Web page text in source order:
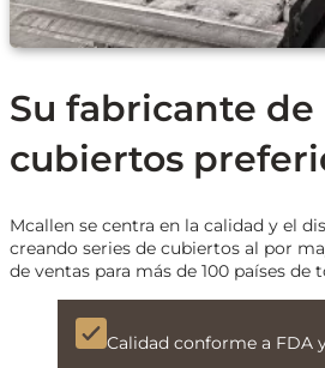
Su fabricante de
cubiertos
Mcallen se centra en la calidad y el
creando series de cubiertos al por
de ventas para más de 100 países de
Calidad conforme a FDA